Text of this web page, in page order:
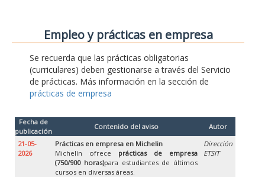
Empleo y prácticas en empresa
Se recuerda que las prácticas obligatorias
(curriculares) deben gestionarse a través del Servicio
de prácticas. Más información en la sección de
prácticas de empresa
Fecha de
publicación
Contenido del aviso
Autor
21-05-
2026
Prácticas en empresa en Michelin
Michelín ofrece prácticas de empresa
(750/900 horas)para estudiantes de últimos
cursos en diversas áreas.
Dirección
ETSIT